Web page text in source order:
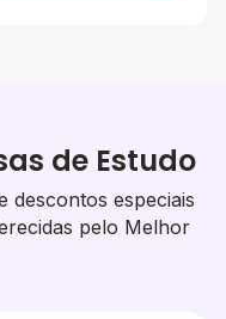
de Estudo
descontos especiais
pelo Melhor